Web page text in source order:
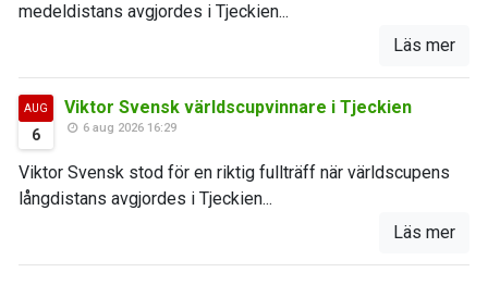
medeldistans avgjordes i Tjeckien...
Läs mer
AUG
6
Viktor Svensk världscupvinnare i Tjeckien
6 aug 2026 16:29
Viktor Svensk stod för en riktig fullträff när världscupens
långdistans avgjordes i Tjeckien...
Läs mer